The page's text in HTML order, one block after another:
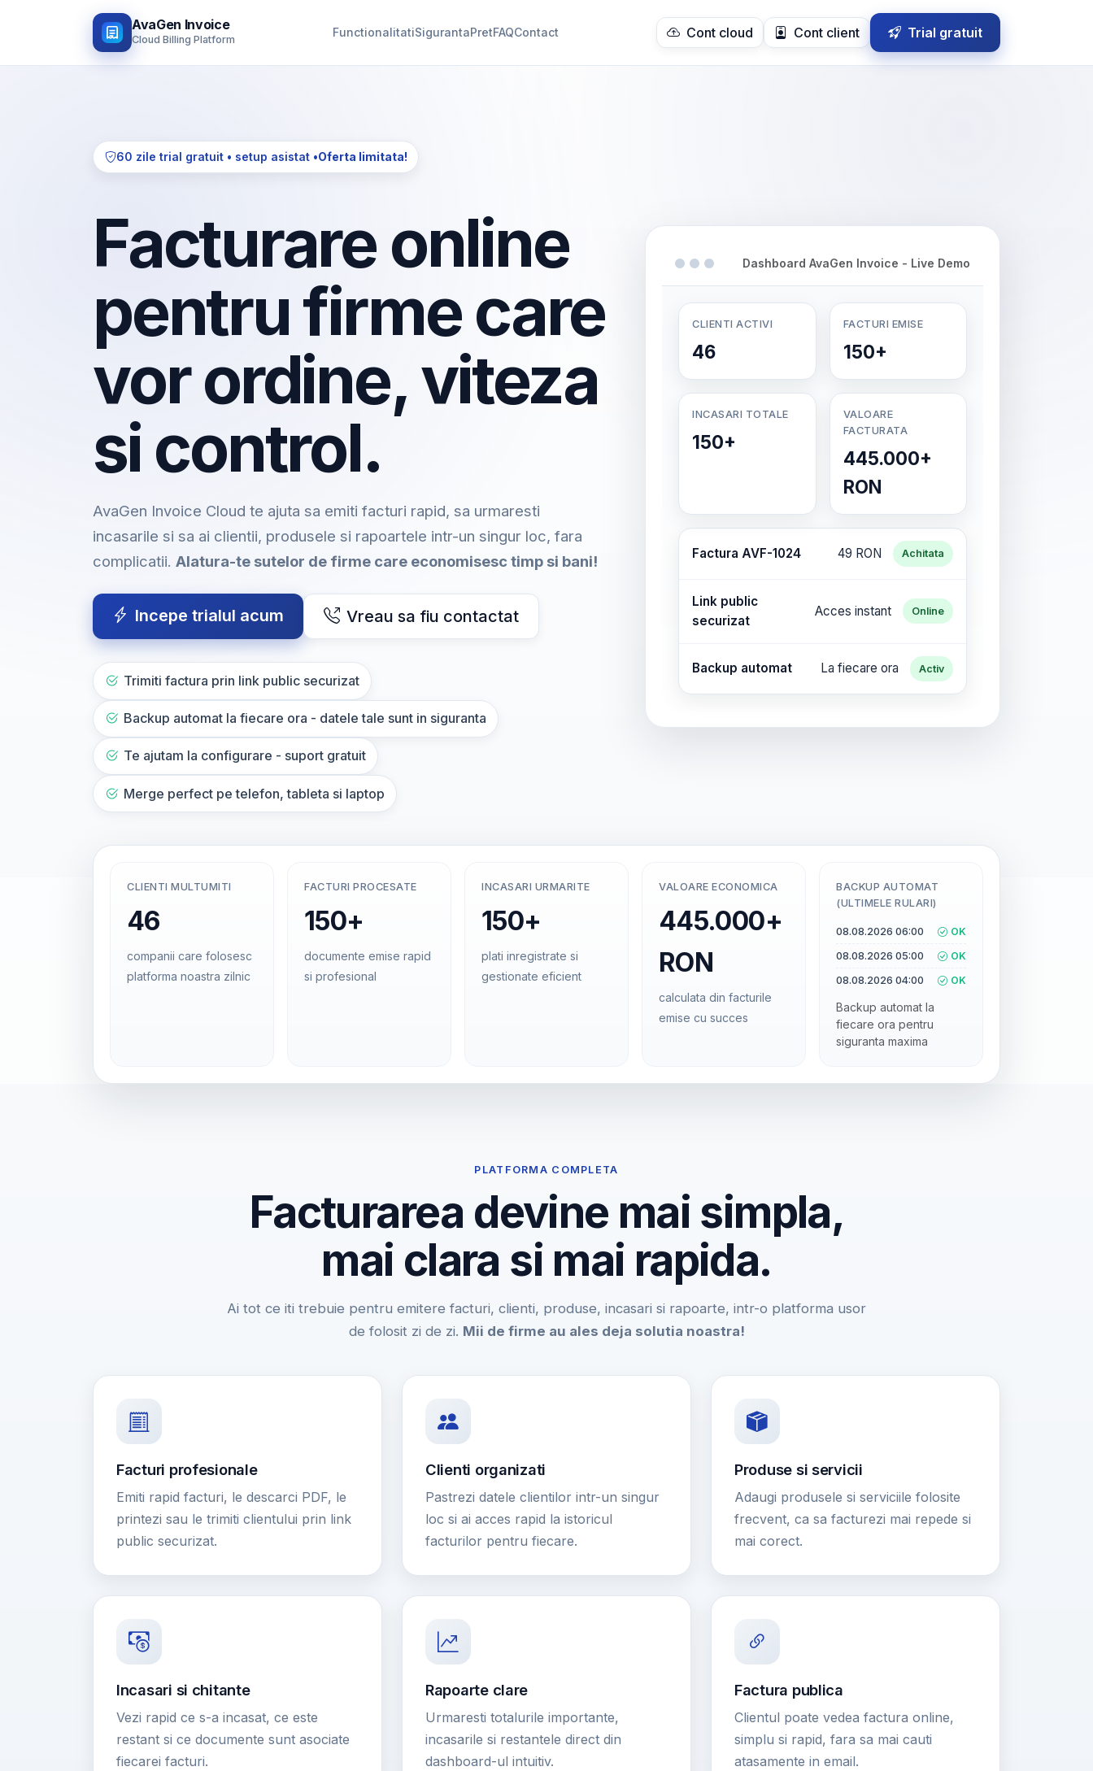
AvaGen Invoice
Cloud Billing Platform FunctionalitatiSigurantaPretFAQContact Cont cloud Cont client Trial gratuit
60 zile trial gratuit • setup asistat •Oferta limitata!
Facturare online
pentru firme care
vor ordine, viteza
si control.
AvaGen Invoice Cloud te ajuta sa emiti facturi rapid, sa urmaresti
incasarile si sa ai clientii, produsele si rapoartele intr-un singur loc, fara
complicatii. Alatura-te sutelor de firme care economisesc timp si bani!
Incepe trialul acum Vreau sa fiu contactat
Trimiti factura prin link public securizat
Backup automat la fiecare ora - datele tale sunt in siguranta
Te ajutam la configurare - suport gratuit
Merge perfect pe telefon, tableta si laptop
Dashboard AvaGen Invoice - Live Demo
CLIENTI ACTIVI
46
FACTURI EMISE
150+
INCASARI TOTALE
150+
VALOARE
FACTURATA
445.000+
RON
Factura AVF-1024 49 RON Achitata
Link public
securizat
Acces instant Online
Backup automat La fiecare ora Activ
CLIENTI MULTUMITI
46
companii care folosesc
platforma noastra zilnic
FACTURI PROCESATE
150+
documente emise rapid
si profesional
INCASARI URMARITE
150+
plati inregistrate si
gestionate eficient
VALOARE ECONOMICA
445.000+
RON
calculata din facturile
emise cu succes
BACKUP AUTOMAT
(ULTIMELE RULARI)
08.08.2026 06:00
OK
08.08.2026 05:00
OK
08.08.2026 04:00
OK
Backup automat la
fiecare ora pentru
siguranta maxima
PLATFORMA COMPLETA
Facturarea devine mai simpla,
mai clara si mai rapida.
Ai tot ce iti trebuie pentru emitere facturi, clienti, produse, incasari si rapoarte, intr-o platforma usor
de folosit zi de zi. Mii de firme au ales deja solutia noastra!
Facturi profesionale
Emiti rapid facturi, le descarci PDF, le
printezi sau le trimiti clientului prin link
public securizat.
Clienti organizati
Pastrezi datele clientilor intr-un singur
loc si ai acces rapid la istoricul
facturilor pentru fiecare.
Produse si servicii
Adaugi produsele si serviciile folosite
frecvent, ca sa facturezi mai repede si
mai corect.
Incasari si chitante
Vezi rapid ce s-a incasat, ce este
restant si ce documente sunt asociate
fiecarei facturi.
Rapoarte clare
Urmaresti totalurile importante,
incasarile si restantele direct din
dashboard-ul intuitiv.
Factura publica
Clientul poate vedea factura online,
simplu si rapid, fara sa mai cauti
atasamente in email.